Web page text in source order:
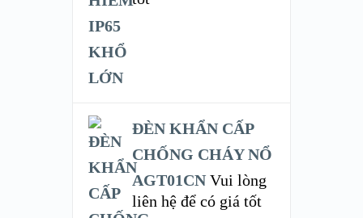
ĐÈN KHẨN CẤP
CHỐNG CHÁY NỔ
AGT01CN Vui lòng
liên hệ để có giá tốt